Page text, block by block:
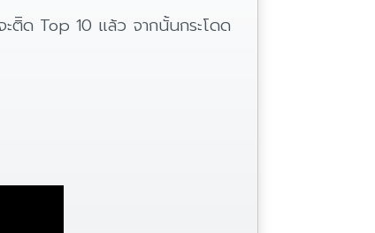
ติิด Top 10 แล้ว จากนั้นกระโดด